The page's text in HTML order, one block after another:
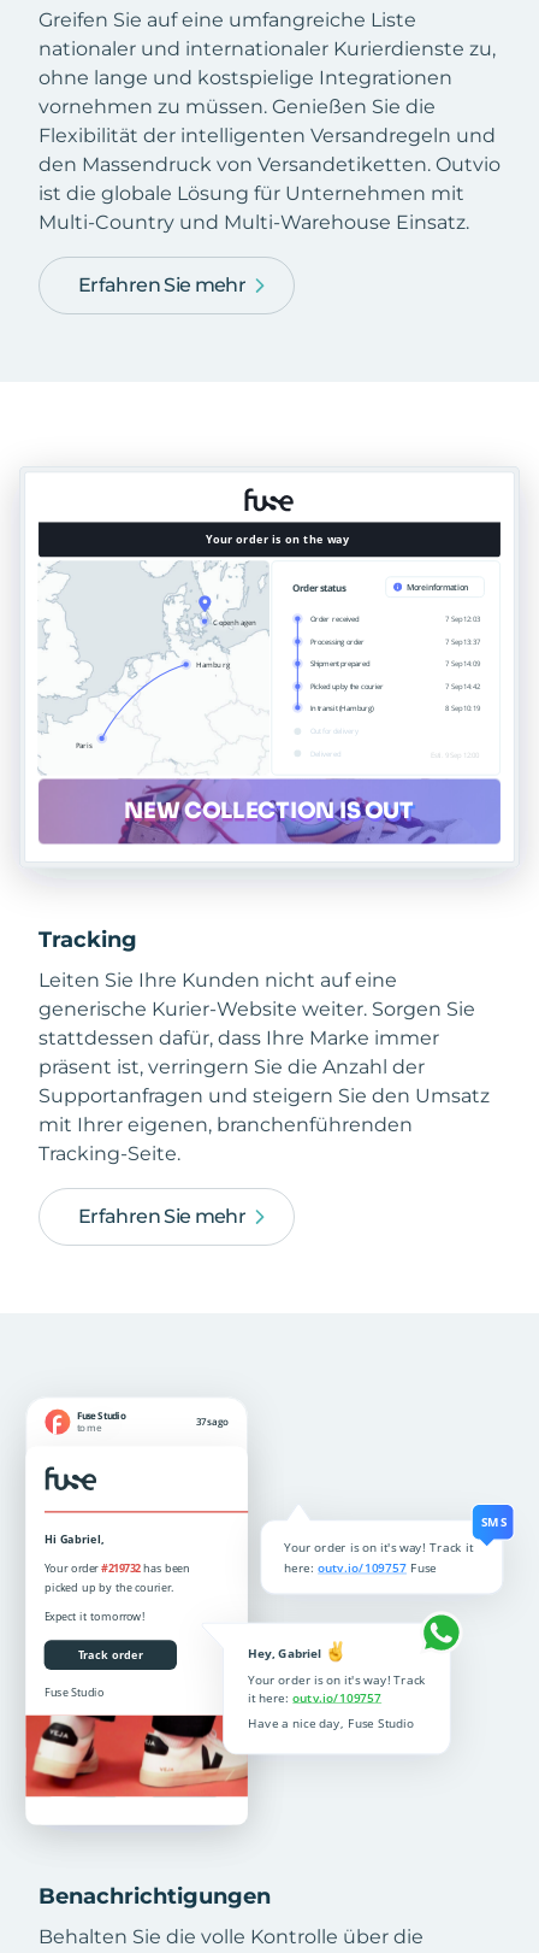
Greifen Sie auf eine umfangreiche Liste
nationaler und internationaler Kurierdienste zu,
ohne lange und kostspielige Integrationen
vornehmen zu müssen. Genießen Sie die
Flexibilität der intelligenten Versandregeln und
den Massendruck von Versandetiketten. Outvio
ist die globale Lösung für Unternehmen mit
Multi-Country und Multi-Warehouse Einsatz.
Erfahren Sie mehr
Tracking
Leiten Sie Ihre Kunden nicht auf eine
generische Kurier-Website weiter. Sorgen Sie
stattdessen dafür, dass Ihre Marke immer
präsent ist, verringern Sie die Anzahl der
Supportanfragen und steigern Sie den Umsatz
mit Ihrer eigenen, branchenführenden
Tracking-Seite.
Erfahren Sie mehr
Benachrichtigungen
Behalten Sie die volle Kontrolle über die